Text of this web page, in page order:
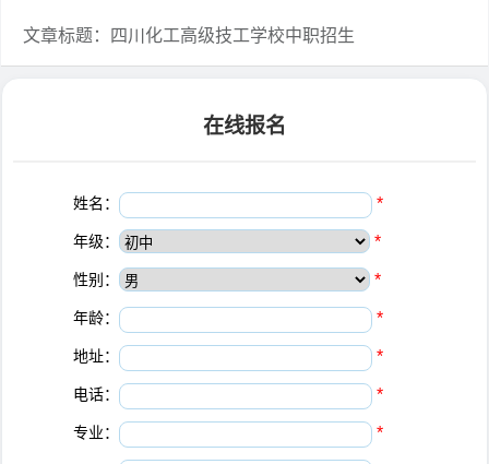
文章标题：四川化工高级技工学校中职招生
在线报名
姓名： *
年级： *
性别： *
年龄： *
地址： *
电话： *
专业： *